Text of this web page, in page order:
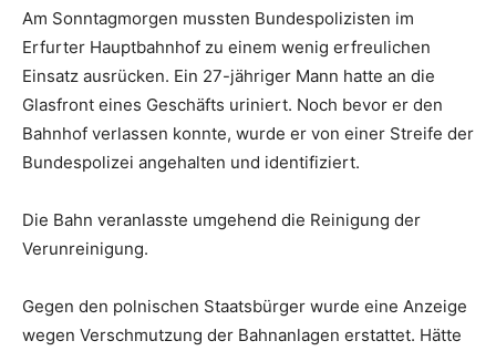
Am Sonntagmorgen mussten Bundespolizisten im
Erfurter Hauptbahnhof zu einem wenig erfreulichen
Einsatz ausrücken. Ein 27-jähriger Mann hatte an die
Glasfront eines Geschäfts uriniert. Noch bevor er den
Bahnhof verlassen konnte, wurde er von einer Streife der
Bundespolizei angehalten und identifiziert.
Die Bahn veranlasste umgehend die Reinigung der
Verunreinigung.
Gegen den polnischen Staatsbürger wurde eine Anzeige
wegen Verschmutzung der Bahnanlagen erstattet. Hätte